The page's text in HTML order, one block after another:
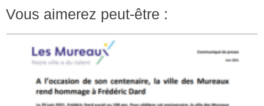
Vous aimerez peut-être :